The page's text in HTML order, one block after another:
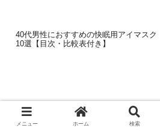
40代男性におすすめの快眠用アイマスク
10選【目次・比較表付き】
コメント
メニュー ホーム 検索